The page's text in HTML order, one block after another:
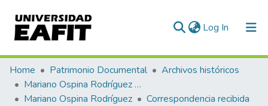
Log In (current)
Communities & Collections
All of DSpace
Home Patrimonio Documental
Archivos históricos
Mariano Ospina Rodríguez (1826 -1912)
Mariano Ospina Rodríguez
Correspondencia recibida